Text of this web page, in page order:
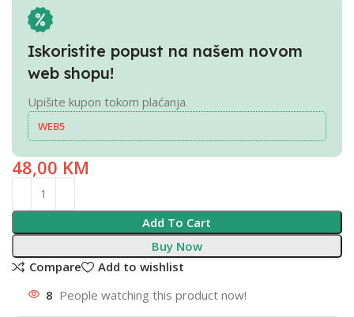
Iskoristite popust na našem novom
web shopu!
Upišite kupon tokom plaćanja.
WEB5
48,00 KM
Add To Cart
Buy Now
Compare
Add to wishlist
8 People watching this product now!